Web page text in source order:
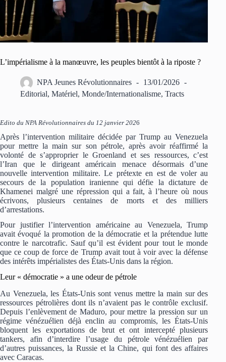
L’impérialisme à la manœuvre, les peuples bientôt à la riposte ?
NPA Jeunes Révolutionnaires
13/01/2026
Editorial, Matériel, Monde/Internationalisme, Tracts
Edito du NPA Révolutionnaires du 12 janvier 2026
Après l’intervention militaire décidée par Trump au Venezuela
pour mettre la main sur son pétrole, après avoir réaffirmé la
volonté de s’approprier le Groenland et ses ressources, c’est
l’Iran que le dirigeant américain menace désormais d’une
nouvelle intervention militaire. Le prétexte en est de voler au
secours de la population iranienne qui défie la dictature de
Khamenei malgré une répression qui a fait, à l’heure où nous
écrivons, plusieurs centaines de morts et des milliers
d’arrestations.
Pour justifier l’intervention américaine au Venezuela, Trump
avait évoqué la promotion de la démocratie et la prétendue lutte
contre le narcotrafic. Sauf qu’il est évident pour tout le monde
que ce coup de force de Trump avait tout à voir avec la défense
des intérêts impérialistes des États-Unis dans la région.
Leur « démocratie » a une odeur de pétrole
Au Venezuela, les États-Unis sont venus mettre la main sur des
ressources pétrolières dont ils n’avaient pas le contrôle exclusif.
Depuis l’enlèvement de Maduro, pour mettre la pression sur un
régime vénézuélien déjà enclin au compromis, les États-Unis
bloquent les exportations de brut et ont intercepté plusieurs
tankers, afin d’interdire l’usage du pétrole vénézuélien par
d’autres puissances, la Russie et la Chine, qui font des affaires
avec Caracas.